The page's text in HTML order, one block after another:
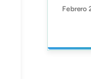
Febrero